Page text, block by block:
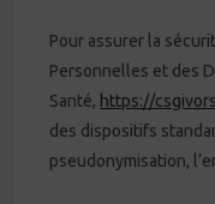
Pour assurer la
Personnelles et des
Santé, https://
des dispositifs
pseudonymisation,